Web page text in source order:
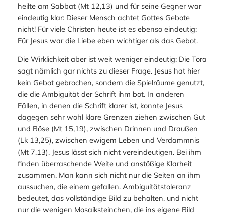
heilte am Sabbat (Mt 12,13) und für seine Gegner war
eindeutig klar: Dieser Mensch achtet Gottes Gebote
nicht! Für viele Christen heute ist es ebenso eindeutig:
Für Jesus war die Liebe eben wichtiger als das Gebot.
Die Wirklichkeit aber ist weit weniger eindeutig: Die Tora
sagt nämlich gar nichts zu dieser Frage. Jesus hat hier
kein Gebot gebrochen, sondern die Spielräume genutzt,
die die Ambiguität der Schrift ihm bot. In anderen
Fällen, in denen die Schrift klarer ist, konnte Jesus
dagegen sehr wohl klare Grenzen ziehen zwischen Gut
und Böse (Mt 15,19), zwischen Drinnen und Draußen
(Lk 13,25), zwischen ewigem Leben und Verdammnis
(Mt 7,13). Jesus lässt sich nicht vereindeutigen. Bei ihm
finden überraschende Weite und anstößige Klarheit
zusammen. Man kann sich nicht nur die Seiten an ihm
aussuchen, die einem gefallen. Ambiguitätstoleranz
bedeutet, das vollständige Bild zu behalten, und nicht
nur die wenigen Mosaiksteinchen, die ins eigene Bild